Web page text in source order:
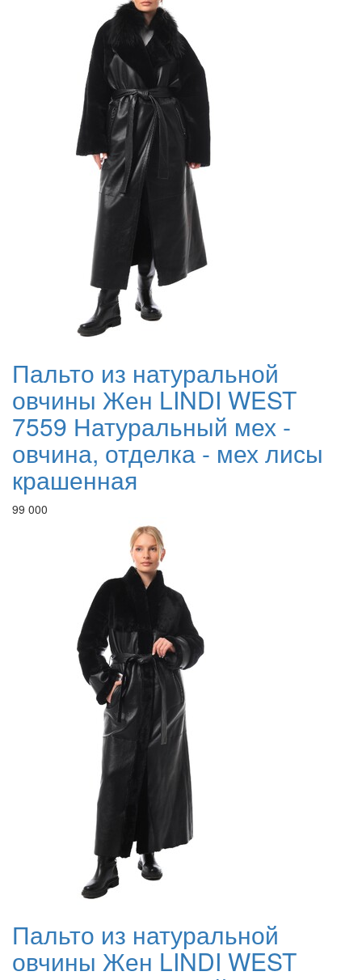
Пальто из натуральной
овчины Жен LINDI WEST
7559 Натуральный мех -
овчина, отделка - мех лисы
крашенная
99 000
Пальто из натуральной
овчины Жен LINDI WEST